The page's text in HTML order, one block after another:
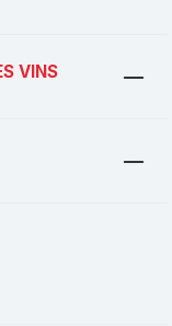
VINS